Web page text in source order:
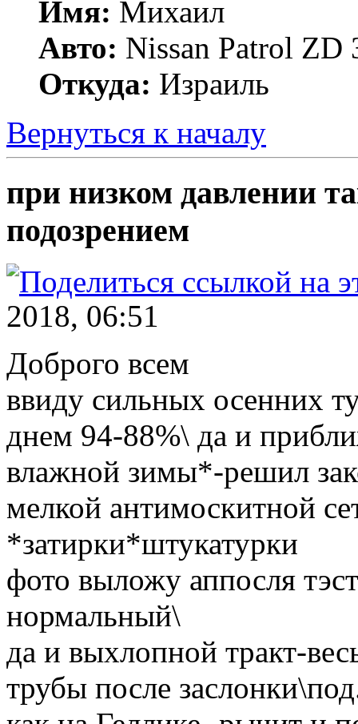
Имя: Михаил
Авто: Nissan Patrol ZD
Откуда: Израиль
Вернуться к началу
при низком давлении
подозрением
2018, 06:51
Доброго всем
ввиду сильных осенних
днем 94-88%\ да и
влажной зимы*-решил
мелкой антимоскитной
*затирки*штукатурки
фото выложу аппосля
нормальный\
да и выхлопной тракт-
трубы после